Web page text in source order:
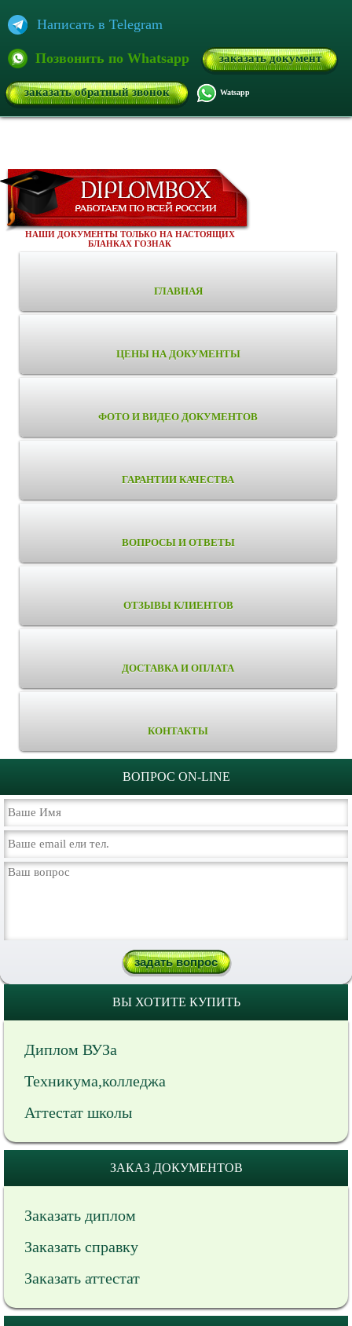
Написать в Telegram
Позвонить по Whatsapp заказать документ
заказать обратный звонок Watsapp
НАШИ ДОКУМЕНТЫ ТОЛЬКО НА НАСТОЯЩИХ
БЛАНКАХ ГОЗНАК
ГЛАВНАЯ
ЦЕНЫ НА ДОКУМЕНТЫ
ФОТО И ВИДЕО ДОКУМЕНТОВ
ГАРАНТИИ КАЧЕСТВА
ВОПРОСЫ И ОТВЕТЫ
ОТЗЫВЫ КЛИЕНТОВ
ДОСТАВКА И ОПЛАТА
КОНТАКТЫ
ВОПРОС ON-LINE
ВЫ ХОТИТЕ КУПИТЬ
Диплом ВУЗа
Техникума,колледжа
Аттестат школы
ЗАКАЗ ДОКУМЕНТОВ
Заказать диплом
Заказать справку
Заказать аттестат